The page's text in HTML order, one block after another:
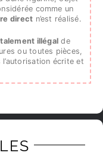
comme un
direct n’est réalisé.
illégal de
ou toutes pièces,
écrite et